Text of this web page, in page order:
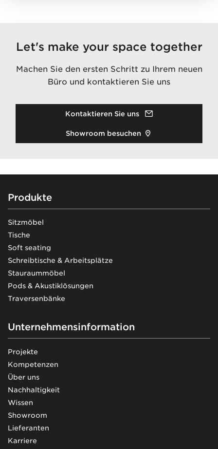
Let's make your space together
Machen Sie den ersten Schritt zu Ihrem neuen
Büro und kontaktieren Sie uns
Kontaktieren Sie uns
Showroom besuchen
Footer
Produkte
Sitzmöbel
Tische
Soft seating
Schreibtische & Arbeitsplätze
Stauraummöbel
Pods & Akustiklösungen
Traversenbänke
Unternehmensinformation
Projekte
Kompetenzen
Über uns
Nachhaltigkeit
Wissen
Showroom
Lieferanten
Karriere